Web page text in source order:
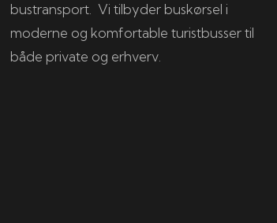
bustransport. Vi tilbyder buskørsel i
moderne og komfortable turistbusser til
både private og erhverv.